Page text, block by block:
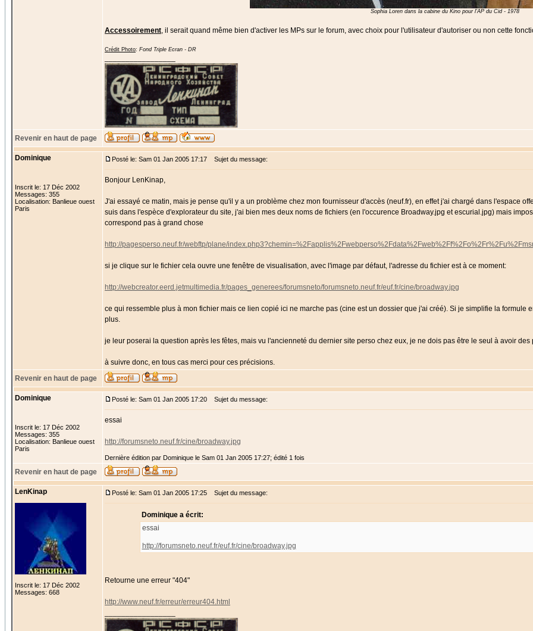
Sophia Loren dans la cabine du Kino pour l'AP du Cid - 1978
Accessoirement, il serait quand même bien d'activer les MPs sur le forum, avec choix pour l'utilisateur d'autoriser ou non cette
Crédit Photo: Fond Triple Ecran - DR
Revenir en haut de page
Dominique
Inscrit le: 17 Déc 2002
Messages: 355
Localisation: Banlieue ouest
Paris
Posté le: Sam 01 Jan 2005 17:17 Sujet du message:
Bonjour LenKinap,
J'ai essayé ce matin, mais je pense qu'il y a un problème chez mon fournisseur d'accès (neuf.fr), en effet j'ai chargé dans l'espace
suis dans l'espèce d'explorateur du site, j'ai bien mes deux noms de fichiers (en l'occurence Broadway.jpg et escurial.jpg) mais
correspond pas à grand chose
http://pagesperso.neuf.fr/webftp/plane/
si je clique sur le fichier cela ouvre une fenêtre de visualisation, avec l'image par défaut, l'adresse du fichier est à ce moment:
http://webcreator.eerd.jetmultimedia.fr/pages_generees/forumsneto/forumsneto.neuf.fr/euf.fr/cine/broadway.jpg
ce qui ressemble plus à mon fichier mais ce lien copié ici ne marche pas (cine est un dossier que j'ai créé). Si je simplifie la formule
plus.
je leur poserai la question après les fêtes, mais vu l'ancienneté du dernier site perso chez eux, je ne dois pas être le seul à avoir des
à suivre donc, en tous cas merci pour ces précisions.
Revenir en haut de page
Dominique
Inscrit le: 17 Déc 2002
Messages: 355
Localisation: Banlieue ouest
Paris
Posté le: Sam 01 Jan 2005 17:20 Sujet du message:
essai
http://forumsneto.neuf.fr/cine/broadway.jpg
Dernière édition par Dominique le Sam 01 Jan 2005 17:27; édité 1 fois
Revenir en haut de page
LenKinap
Inscrit le: 17 Déc 2002
Messages: 668
Posté le: Sam 01 Jan 2005 17:25 Sujet du message:
Dominique a écrit:
essai
http://forumsneto.neuf.fr/euf.fr/cine/broadway.jpg
Retourne une erreur "404"
http://www.neuf.fr/erreur/erreur404.html